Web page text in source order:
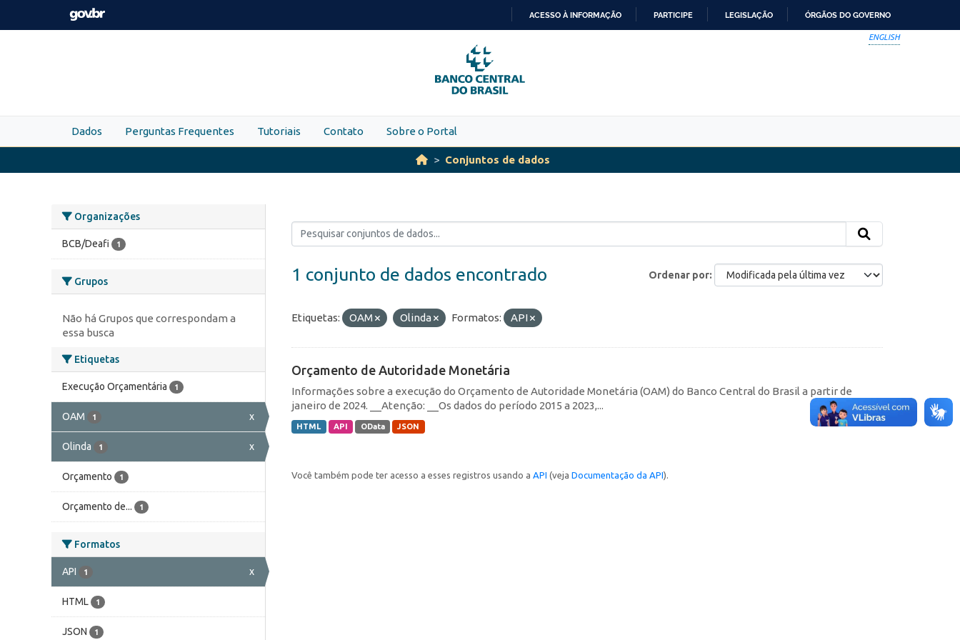
Skip to main content
PARA
O
CONTEÚDO
ACESSO À INFORMAÇÃO PARTICIPE LEGISLAÇÃO ÓRGÃOS DO GOVERNO
ENGLISH
Dados Perguntas Frequentes Tutoriais Contato Sobre o Portal
Conjuntos de dados
Organizações
BCB/Deafi 1
Grupos
Não há Grupos que correspondam a
essa busca
Etiquetas
Execução Orçamentária 1
OAM 1 x
Olinda 1 x
Orçamento 1
Orçamento de... 1
Formatos
API 1 x
HTML 1
JSON 1
Ordenar por
1 conjunto de dados encontrado
Etiquetas: OAM Olinda Formatos: API
Orçamento de Autoridade Monetária
Informações sobre a execução do Orçamento de Autoridade Monetária (OAM) do Banco Central do Brasil a partir de
janeiro de 2024. __Atenção: __Os dados do período 2015 a 2023,...
HTML API OData JSON
Você também pode ter acesso a esses registros usando a API (veja Documentação da API).